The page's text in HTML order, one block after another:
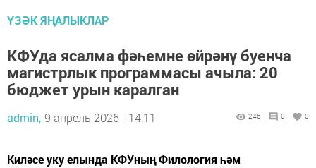
ҮЗӘК ЯҢАЛЫКЛАР
КФУда ясалма фәһемне өйрәнү буенча
магистрлык программасы ачыла: 20
бюджет урын каралган
admin, 9 апрель 2026 - 14:11 246 0 0
Киләсе уку елында КФУның Филология һәм